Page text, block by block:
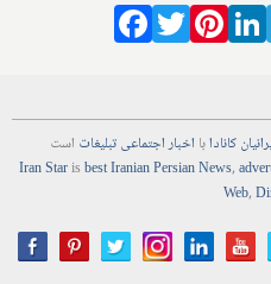
Facebook
Twitter
کانادابا اخباراجتماعیتبلیغات است
Iran Starisbest Iranian PersianNews,
Web,